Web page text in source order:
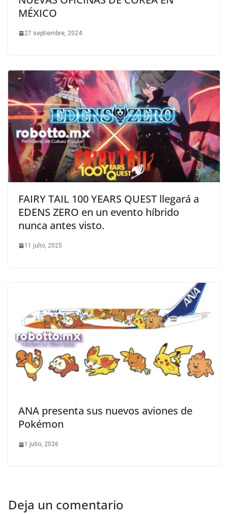
MÉXICO
27 septiembre, 2024
FAIRY TAIL 100 YEARS QUEST llegará a
EDENS ZERO en un evento híbrido
nunca antes visto.
11 julio, 2025
ANA presenta sus nuevos aviones de
Pokémon
1 julio, 2026
Deja un comentario